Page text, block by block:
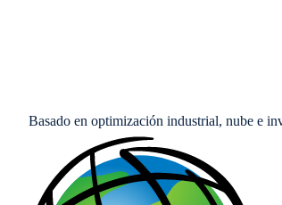
Basado en optimización industrial, nube e